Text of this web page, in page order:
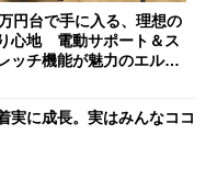
円台で手に入る、理想の
心地 電動サポート＆ス
ッチ機能が魅力のエルゴ
実に成長。実はみんなココ